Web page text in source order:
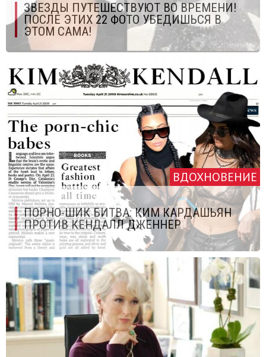
ЗВЕЗДЫ ПУТЕШЕСТВУЮТ ВО ВРЕМЕНИ!
ПОСЛЕ ЭТИХ 22 ФОТО УБЕДИШЬСЯ В
ЭТОМ САМА!
ВДОХНОВЕНИЕ
ПОРНО-ШИК БИТВА: КИМ КАРДАШЬЯН
ПРОТИВ КЕНДАЛЛ ДЖЕННЕР